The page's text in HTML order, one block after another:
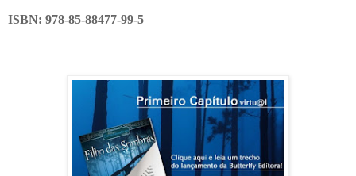
ISBN: 978-85-88477-99-5